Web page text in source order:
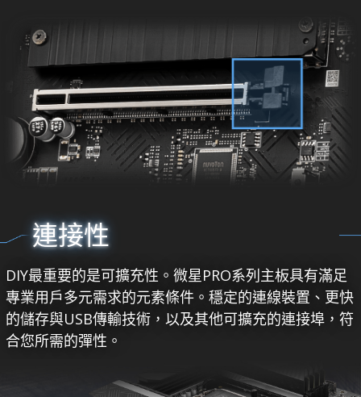
連接性
DIY最重要的是可擴充性。微星PRO系列主板具有滿足
專業用戶多元需求的元素條件。穩定的連線裝置、更快
的儲存與USB傳輸技術，以及其他可擴充的連接埠，符
合您所需的彈性。